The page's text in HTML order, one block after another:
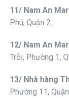
11/ Nam An
Phú, Quận 2.
12/ Nam An
Trỗi, Phường 1,
13/ Nhà hàng
Phường 11,